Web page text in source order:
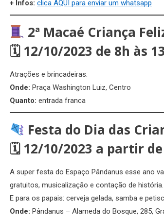
+ Infos: clica AQUI para enviar um whatsapp
2ª Macaé Criança
🗓 12/10/2023 de 8h às
Atrações e brincadeiras.
Onde: Praça Washington Luiz, Centro
Quanto: entrada franca
Festa do Dia das
🗓 12/10/2023 a partir
A super festa do Espaço Pândanus esse ano
gratuitos, musicalização e contação de história.
E para os papais: cerveja gelada, samba e
Onde: Pândanus – Alameda do Bosque, 285,